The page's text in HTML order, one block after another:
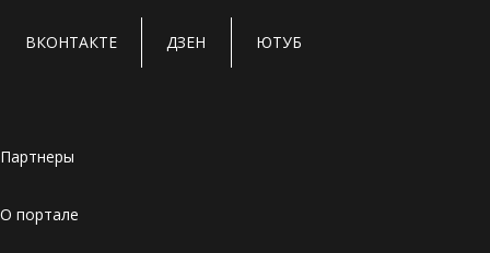
ВКОНТАКТЕ ДЗЕН ЮТУБ
Партнеры
О портале